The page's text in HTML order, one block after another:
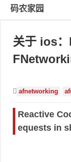
码农家园
关于 ios
afnetworking
Reactive
equests in